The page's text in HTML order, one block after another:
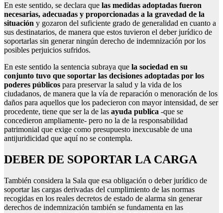
En este sentido, se declara que las medidas adoptadas fueron
necesarias, adecuadas y proporcionadas a la gravedad de la
situación y gozaron del suficiente grado de generalidad en cuanto a
sus destinatarios, de manera que estos tuvieron el deber jurídico de
soportarlas sin generar ningún derecho de indemnización por los
posibles perjuicios sufridos.
En este sentido la sentencia subraya que la sociedad en su
conjunto tuvo que soportar las decisiones adoptadas por los
poderes públicos para preservar la salud y la vida de los
ciudadanos, de manera que la vía de reparación o menoración de los
daños para aquellos que los padecieron con mayor intensidad, de ser
procedente, tiene que ser la de las ayuda publica -que se
concedieron ampliamente- pero no la de la responsabilidad
patrimonial que exige como presupuesto inexcusable de una
antijuridicidad que aquí no se contempla.
DEBER DE SOPORTAR LA CARGA
También considera la Sala que esa obligación o deber jurídico de
soportar las cargas derivadas del cumplimiento de las normas
recogidas en los reales decretos de estado de alarma sin generar
derechos de indemnización también se fundamenta en las